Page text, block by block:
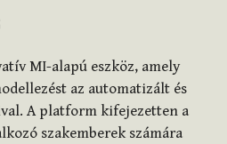
MI-alapú eszköz, amely
az automatizált és
A platform kifejezetten a
szakemberek számára